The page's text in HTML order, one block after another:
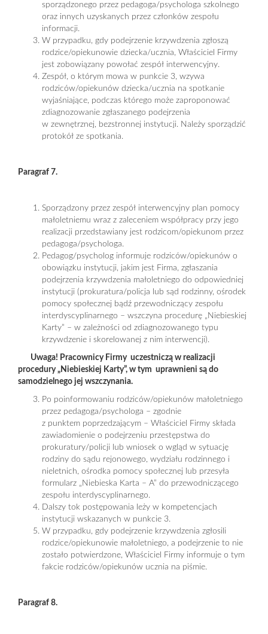
sporządzonego przez pedagoga/psychologa szkolnego
oraz innych uzyskanych przez członków zespołu
informacji.
W przypadku, gdy podejrzenie krzywdzenia zgłoszą
rodzice/opiekunowie dziecka/ucznia, Właściciel Firmy
jest zobowiązany powołać zespół interwencyjny.
Zespół, o którym mowa w punkcie 3, wzywa
rodziców/opiekunów dziecka/ucznia na spotkanie
wyjaśniające, podczas którego może zaproponować
zdiagnozowanie zgłaszanego podejrzenia
w zewnętrznej, bezstronnej instytucji. Należy sporządzić
protokół ze spotkania.
Paragraf 7.
Sporządzony przez zespół interwencyjny plan pomocy
małoletniemu wraz z zaleceniem współpracy przy jego
realizacji przedstawiany jest rodzicom/opiekunom przez
pedagoga/psychologa.
Pedagog/psycholog informuje rodziców/opiekunów o
obowiązku instytucji, jakim jest Firma, zgłaszania
podejrzenia krzywdzenia małoletniego do odpowiedniej
instytucji (prokuratura/policja lub sąd rodzinny, ośrodek
pomocy społecznej bądź przewodniczący zespołu
interdyscyplinarnego – wszczyna procedurę „Niebieskiej
Karty” – w zależności od zdiagnozowanego typu
krzywdzenie i skorelowanej z nim interwencji).
Uwaga! Pracownicy Firmy uczestniczą w realizacji
procedury „Niebieskiej Karty”, w tym uprawnieni są do
samodzielnego jej wszczynania.
Po poinformowaniu rodziców/opiekunów małoletniego
przez pedagoga/psychologa – zgodnie
z punktem poprzedzającym – Właściciel Firmy składa
zawiadomienie o podejrzeniu przestępstwa do
prokuratury/policji lub wniosek o wgląd w sytuację
rodziny do sądu rejonowego, wydziału rodzinnego i
nieletnich, ośrodka pomocy społecznej lub przesyła
formularz „Niebieska Karta – A” do przewodniczącego
zespołu interdyscyplinarnego.
Dalszy tok postępowania leży w kompetencjach
instytucji wskazanych w punkcie 3.
W przypadku, gdy podejrzenie krzywdzenia zgłosili
rodzice/opiekunowie małoletniego, a podejrzenie to nie
zostało potwierdzone, Właściciel Firmy informuje o tym
fakcie rodziców/opiekunów ucznia na piśmie.
Paragraf 8.